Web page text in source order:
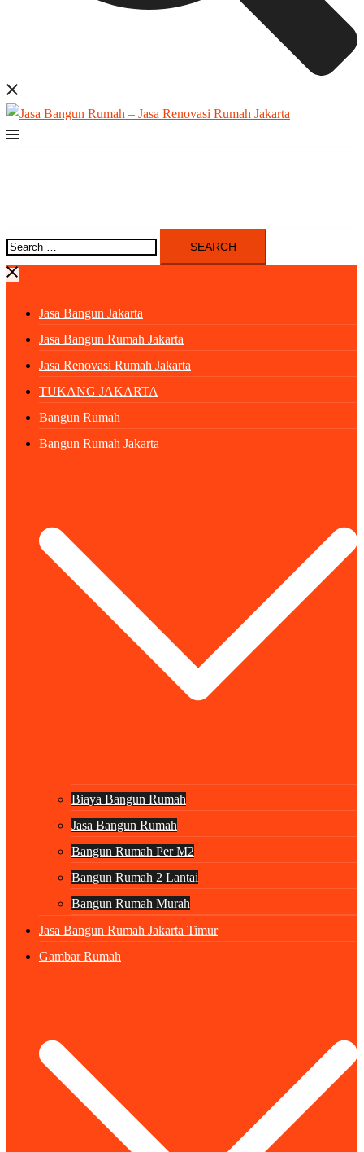
Search
for:
Jasa Bangun Jakarta
Jasa Bangun Rumah Jakarta
Jasa Renovasi Rumah Jakarta
TUKANG JAKARTA
Bangun Rumah
Bangun Rumah Jakarta
Biaya Bangun Rumah
Jasa Bangun Rumah
Bangun Rumah Per M2
Bangun Rumah 2 Lantai
Bangun Rumah Murah
Jasa Bangun Rumah Jakarta Timur
Gambar Rumah